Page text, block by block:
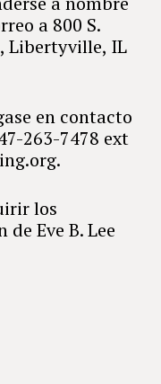
a 800 S.
Libertyville, IL
en contacto
263-7478 ext
los
Eve B. Lee